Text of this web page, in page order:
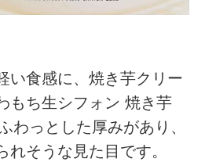
い食感に、焼き芋クリー
もち生シフォン 焼き芋
わっとした厚みがあり、
れそうな見た目です。